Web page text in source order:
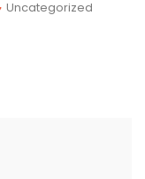
Uncategorized